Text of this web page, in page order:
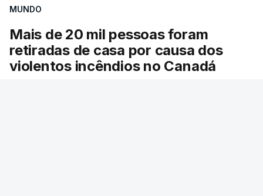
MUNDO
Mais de 20 mil pessoas foram
retiradas de casa por causa dos
violentos incêndios no Canadá